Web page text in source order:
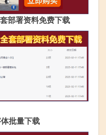
部署资料免费下载
批量下载